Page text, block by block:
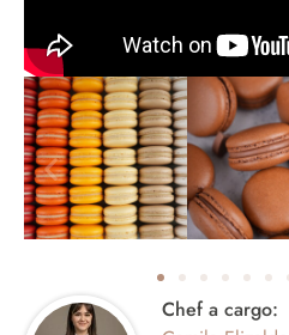
Chef a cargo: